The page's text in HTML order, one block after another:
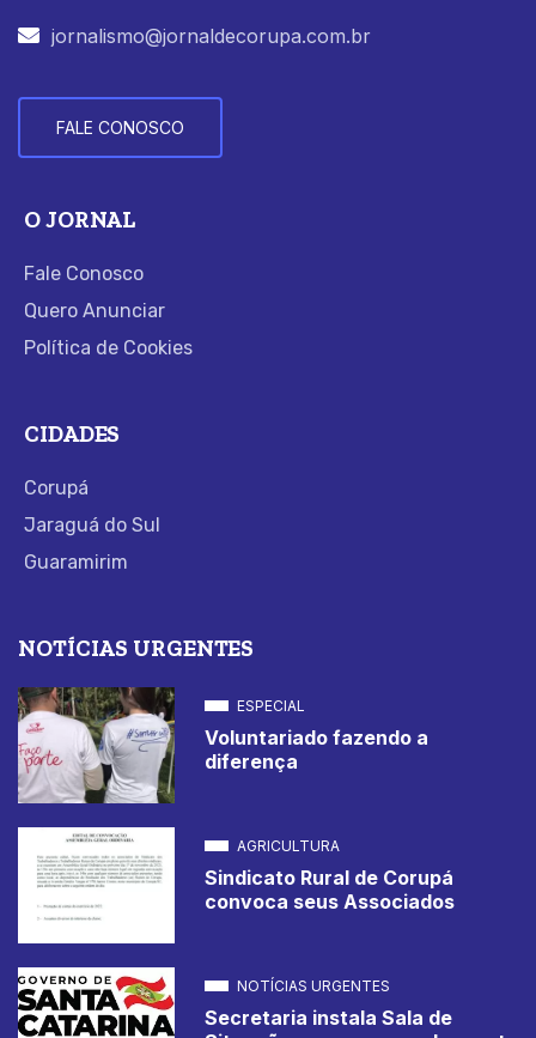
jornalismo@jornaldecorupa.com.br
FALE CONOSCO
O JORNAL
Fale Conosco
Quero Anunciar
Política de Cookies
CIDADES
Corupá
Jaraguá do Sul
Guaramirim
NOTÍCIAS URGENTES
ESPECIAL
Voluntariado fazendo a
diferença
AGRICULTURA
Sindicato Rural de Corupá
convoca seus Associados
NOTÍCIAS URGENTES
Secretaria instala Sala de